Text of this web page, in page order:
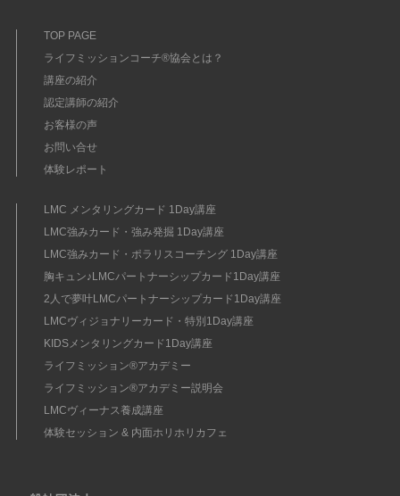
TOP PAGE
ライフミッションコーチ®協会とは？
講座の紹介
認定講師の紹介
お客様の声
お問い合せ
体験レポート
LMC メンタリングカード 1Day講座
LMC強みカード・強み発掘 1Day講座
LMC強みカード・ポラリスコーチング 1Day講座
胸キュン♪LMCパートナーシップカード1Day講座
2人で夢叶LMCパートナーシップカード1Day講座
LMCヴィジョナリーカード・特別1Day講座
KIDSメンタリングカード1Day講座
ライフミッション®︎アカデミー
ライフミッション®︎アカデミー説明会
LMCヴィーナス養成講座
体験セッション & 内面ホリホリカフェ